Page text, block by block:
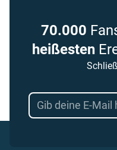
70.000
heißesten